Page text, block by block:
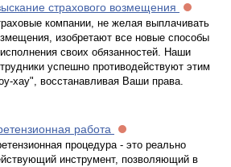
страхового возмещения
компании, не желая выплачивать
изобретают все новые способы
своих обязанностей. Наши
успешно противодействуют этим
хау", восстанавливая Ваши права.
работа
процедура - это реально
инструмент, позволяющий в